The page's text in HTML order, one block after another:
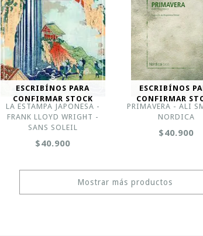
ESCRIBÍNOS PARA
CONFIRMAR STOCK
LA ESTAMPA JAPONESA -
FRANK LLOYD WRIGHT -
SANS SOLEIL
$40.900
ESCRIBÍNOS
CONFIRMAR
PRIMAVERA - ALI
NORDICA
$40.900
Mostrar más productos